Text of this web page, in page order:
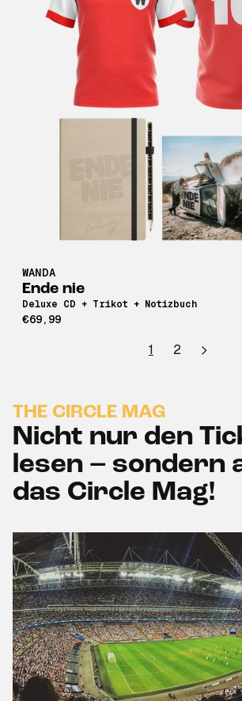
WANDA
Ende nie
Deluxe CD + Trikot + Notizbuch
€69,99
1 2
THE CIRCLE MAG
Nicht nur den
lesen – sondern
das Circle Mag!